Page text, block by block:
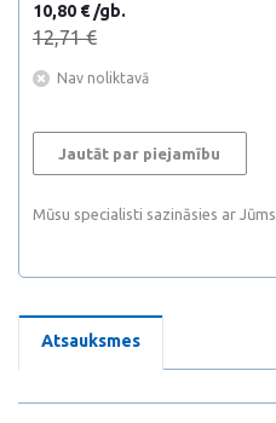
10,80 € /gb.
12,71 €
Nav noliktavā
Jautāt par piejamību
Mūsu specialisti sazināsies ar Jūms
Atsauksmes